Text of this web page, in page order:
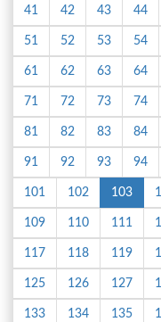
41 42 43 44
51 52 53 54
61 62 63 64
71 72 73 74
81 82 83 84
91 92 93 94
101 102 103
109 110 111
117 118 119
125 126 127
133 134 135